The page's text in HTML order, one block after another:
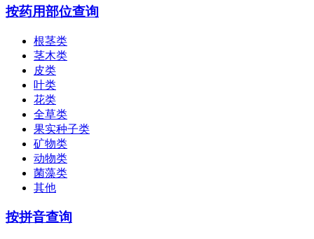
按药用部位查询
根茎类
茎木类
皮类
叶类
花类
全草类
果实种子类
矿物类
动物类
菌藻类
其他
按拼音查询